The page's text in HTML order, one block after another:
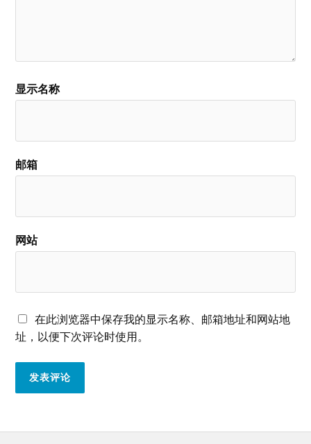
显示名称
邮箱
网站
在此浏览器中保存我的显示名称、邮箱地址和网站地
址，以便下次评论时使用。